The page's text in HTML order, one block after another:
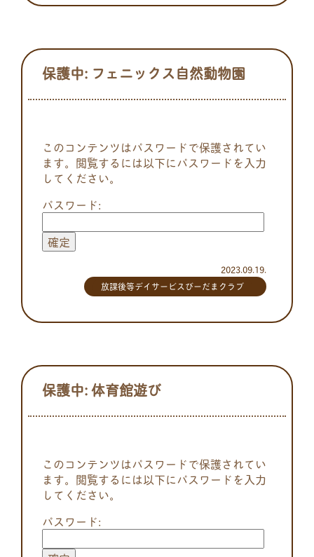
保護中: フェニックス自然動物園
このコンテンツはパスワードで保護されてい
ます。閲覧するには以下にパスワードを入力
してください。
パスワード:
2023.09.19.
放課後等デイサービスびーだまクラブ
保護中: 体育館遊び
このコンテンツはパスワードで保護されてい
ます。閲覧するには以下にパスワードを入力
してください。
パスワード: